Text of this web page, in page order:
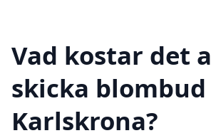
Vad kostar det
skicka blombud
Karlskrona?